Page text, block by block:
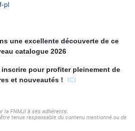
pl
une excellente découverte de ce
catalogue 2026
inscrire pour profiter pleinement de
et nouveautés ! ICI
la FNMJI à ses adhérents.
tenue responsable du contenu mentionné ou de